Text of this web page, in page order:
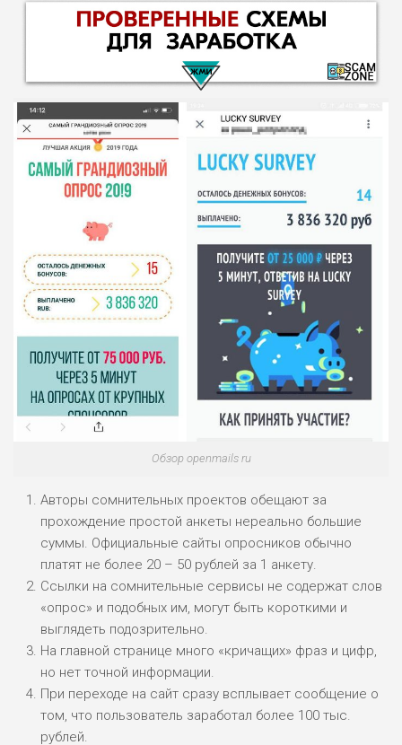
НАЗВАНИЕ ОБЗОР
ПОДОЙДЕТ
ВСЕМ
0
РИСКИ: НИЗКИЕ
ДОХОД: ВЫСОКИЙ
БЮДЖЕТ: ВЫСОКИЙ
ОБЗОР
ЛЮБИТЕЛЯ
М СТАВОК
РИСКИ: СРЕДНИЕ
БЮДЖЕТ: НИЗКИЙ
ПОДОЙДЕТ
РИСКИ: НИЗКИЕ
ДОХОД: НИЗКИЙ
БЮДЖЕТ: НИЗКИЙ
ОБЗОР
ПОДОЙДЕТ
РИСКИ: НИЗКИЕ
ДОХОД: СРЕДНИЙ
БЮДЖЕТ: НИЗКИЙ
Обзор openmails ru
Авторы сомнительных проектов обещают за
прохождение простой анкеты нереально большие
суммы. Официальные сайты опросников обычно
платят не более 20 – 50 рублей за 1 анкету.
Ссылки на сомнительные сервисы не содержат слов
«опрос» и подобных им, могут быть короткими и
выглядеть подозрительно.
На главной странице много «кричащих» фраз и цифр,
но нет точной информации.
При переходе на сайт сразу всплывает сообщение о
том, что пользователь заработал более 100 тыс.
рублей.